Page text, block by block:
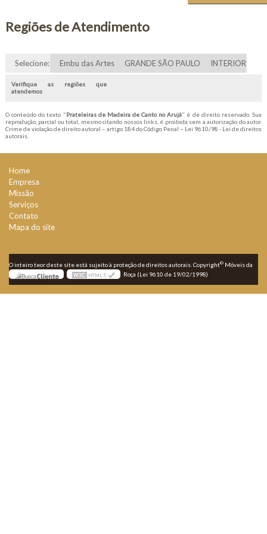
Regiões de Atendimento
Selecione: Embu das Artes GRANDE SÃO PAULO INTERIOR
Verifique as regiões que
atendemos
O conteúdo do texto "Prateleiras de Madeira de Canto no Arujá" é de direito reservado. Sua
reprodução, parcial ou total, mesmo citando nossos links, é proibida sem a autorização do autor.
Crime de violação de direito autoral – artigo 184 do Código Penal – Lei 9610/98 - Lei de direitos
autorais.
Home
Empresa
Missão
Serviços
Contato
Mapa do site
O inteiro teor deste site está sujeito à proteção de direitos autorais. Copyright© Móveis da
Roça (Lei 9610 de 19/02/1998)